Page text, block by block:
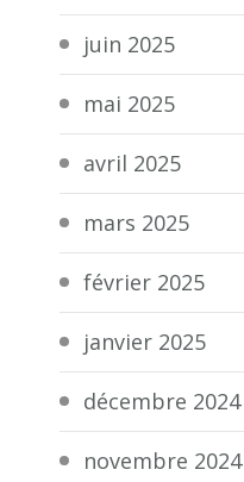
juin 2025
mai 2025
avril 2025
mars 2025
février 2025
janvier 2025
décembre 2024
novembre 2024